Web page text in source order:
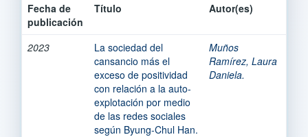
Fecha de
publicación
Título Autor(es)
2023
La sociedad del
cansancio más el
exceso de positividad
con relación a la auto-
explotación por medio
de las redes sociales
según Byung-Chul Han.
Muños
Ramírez, Laura
Daniela.